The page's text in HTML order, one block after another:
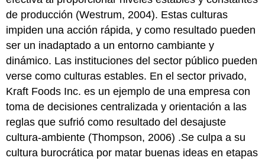
de producción (Westrum, 2004). Estas culturas
impiden una acción rápida, y como resultado pueden
ser un inadaptado a un entorno cambiante y
dinámico. Las instituciones del sector público pueden
verse como culturas estables. En el sector privado,
Kraft Foods Inc. es un ejemplo de una empresa con
toma de decisiones centralizada y orientación a las
reglas que sufrió como resultado del desajuste
cultura-ambiente (Thompson, 2006) .Se culpa a su
cultura burocrática por matar buenas ideas en etapas